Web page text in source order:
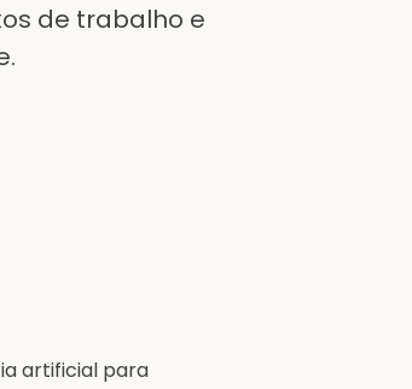
de trabalho e
artificial para